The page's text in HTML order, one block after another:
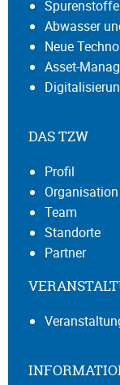
Spurenstoffe
Abwasser
Neue
Asset-
DAS TZW
Profil
Organisation
Team
Standorte
Partner